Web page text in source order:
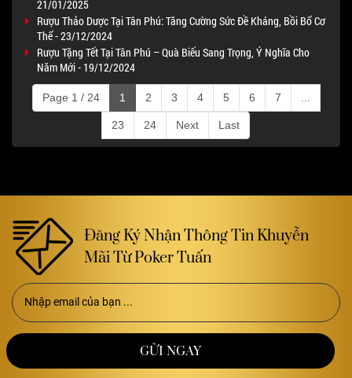
21/01/2025
Rượu Thảo Dược Tại Tân Phú: Tăng Cường Sức Đề Kháng, Bồi Bổ Cơ
Thể - 23/12/2024
Rượu Tặng Tết Tại Tân Phú – Quà Biếu Sang Trọng, Ý Nghĩa Cho
Năm Mới - 19/12/2024
Page 1 / 24 1 2 3 4 5 6 7
23 24 Next Last
Đăng Ký Nhận Thông Tin Khuyễn
Mãi Từ Poker Tuấn